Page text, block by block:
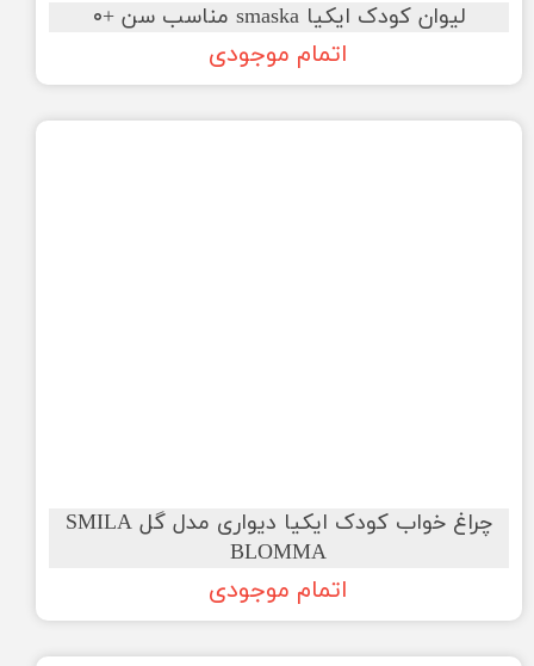
لیوان کودک ایکیا smaska مناسب سن +۰
اتمام موجودی
چراغ خواب کودک ایکیا دیواری مدل گل SMILA
BLOMMA
اتمام موجودی